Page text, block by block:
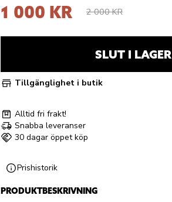
1 000 KR 2 000 KR
SLUT I LAGER
Tillgänglighet i butik
Alltid fri frakt!
Snabba leveranser
30 dagar öppet köp
Prishistorik
PRODUKTBESKRIVNING